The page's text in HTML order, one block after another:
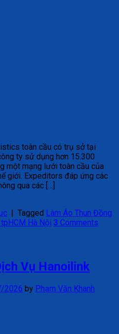
toàn cầu có trụ sở tại
ty sử dụng hơn 15.300
một mạng lưới toàn cầu của
giới. Expeditors đáp ứng các
qua các […]
Tagged Làm Áo Thun Đồng
Hà Nội 3 Comments
Vụ Hanoilink
2026 by Phạm Văn Khanh